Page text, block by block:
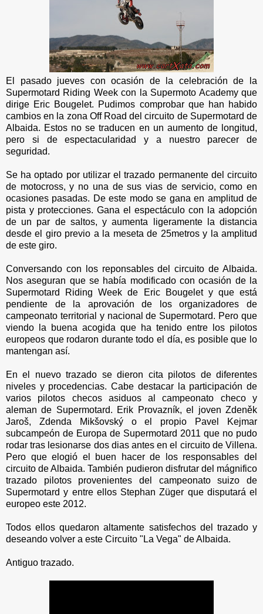
El pasado jueves con ocasión de la celebración de la
Supermotard Riding Week con la Supermoto Academy que
dirige Eric Bougelet. Pudimos comprobar que han habido
cambios en la zona Off Road del circuito de Supermotard de
Albaida. Estos no se traducen en un aumento de longitud,
pero si de espectacularidad y a nuestro parecer de
seguridad.
Se ha optado por utilizar el trazado permanente del circuito
de motocross, y no una de sus vias de servicio, como en
ocasiones pasadas. De este modo se gana en amplitud de
pista y protecciones. Gana el espectáculo con la adopción
de un par de saltos, y aumenta ligeramente la distancia
desde el giro previo a la meseta de 25metros y la amplitud
de este giro.
Conversando con los reponsables del circuito de Albaida.
Nos aseguran que se había modificado con ocasión de la
Supermotard Riding Week de Eric Bougelet y que está
pendiente de la aprovación de los organizadores de
campeonato territorial y nacional de Supermotard. Pero que
viendo la buena acogida que ha tenido entre los pilotos
europeos que rodaron durante todo el día, es posible que lo
mantengan así.
En el nuevo trazado se dieron cita pilotos de diferentes
niveles y procedencias. Cabe destacar la participación de
varios pilotos checos asiduos al campeonato checo y
aleman de Supermotard. Erik Provazník, el joven Zdeněk
Jaroš, Zdenda Mikšovský o el propio Pavel Kejmar
subcampeón de Europa de Supermotard 2011 que no pudo
rodar tras lesionarse dos dias antes en el circuito de Villena.
Pero que elogió el buen hacer de los responsables del
circuito de Albaida. También pudieron disfrutar del mágnifico
trazado pilotos provenientes del campeonato suizo de
Supermotard y entre ellos Stephan Züger que disputará el
europeo este 2012.
Todos ellos quedaron altamente satisfechos del trazado y
deseando volver a este Circuito "La Vega" de Albaida.
Antiguo trazado.